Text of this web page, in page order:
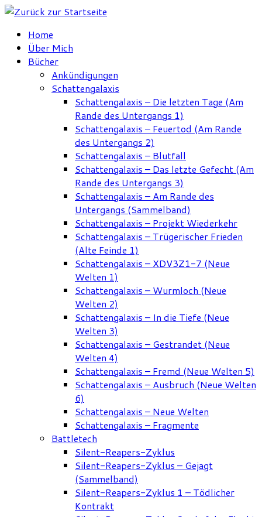
Zum
springenHome
Über Mich
Bücher
Ankündigungen
Schattengalaxis
Schattengalaxis – Die letzten Tage (Am
Rande des Untergangs 1)
Schattengalaxis – Feuertod (Am Rande
des Untergangs 2)
Schattengalaxis – Blutfall
Schattengalaxis – Das letzte Gefecht (Am
Rande des Untergangs 3)
Schattengalaxis – Am Rande des
Untergangs (Sammelband)
Schattengalaxis – Projekt Wiederkehr
Schattengalaxis – Trügerischer Frieden
(Alte Feinde 1)
Schattengalaxis – XDV3Z1-7 (Neue
Welten 1)
Schattengalaxis – Wurmloch (Neue
Welten 2)
Schattengalaxis – In die Tiefe (Neue
Welten 3)
Schattengalaxis – Gestrandet (Neue
Welten 4)
Schattengalaxis – Fremd (Neue Welten 5)
Schattengalaxis – Ausbruch (Neue Welten
6)
Schattengalaxis – Neue Welten
Schattengalaxis – Fragmente
Battletech
Silent-Reapers-Zyklus
Silent-Reapers-Zyklus – Gejagt
(Sammelband)
Silent-Reapers-Zyklus 1 – Tödlicher
Kontrakt